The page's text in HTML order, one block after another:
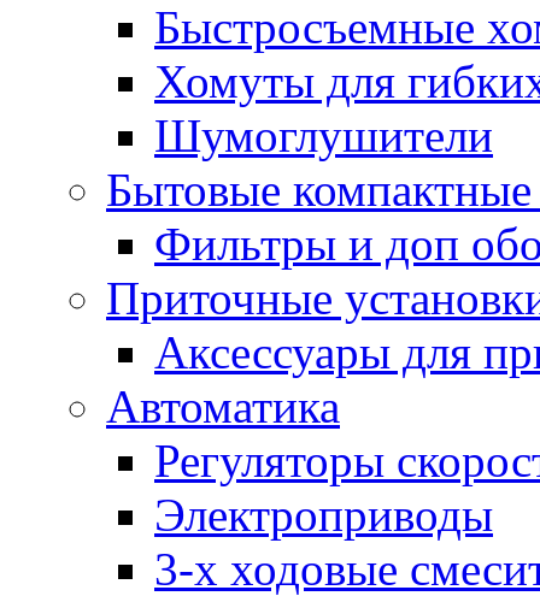
Быстросъемные
Хомуты для
Шумоглушители
Бытовые
Фильтры и доп
Приточные
Аксессуары для
Автоматика
Регуляторы
Электроприводы
3-х ходовые